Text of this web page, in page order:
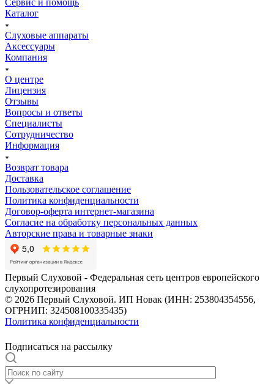
Каталог
Слуховые аппараты
Аксессуары
Компания
О центре
Лицензия
Отзывы
Вопросы и ответы
Специалисты
Сотрудничество
Информация
Возврат товара
Доставка
Пользовательское соглашение
Политика конфиденциальности
Договор-оферта интернет-магазина
Согласие на обработку персональных данных
Авторские права и товарные знаки
Первый Слуховой - Федеральная сеть центров европейского
слухопротезирования
© 2026 Первый Слуховой. ИП Новак (ИНН: 253804354556,
ОГРНИП: 324508100335435)
Политика конфиденциальности
Подписаться на рассылку